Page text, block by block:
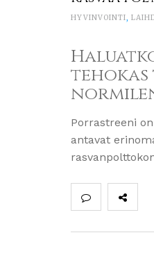
HYVINVOINTI,
tehokas
Porrastreeni
antavat